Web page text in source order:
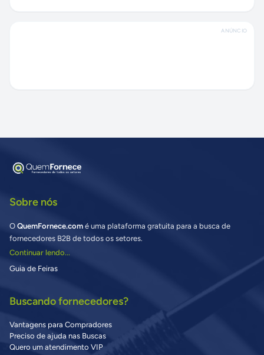
ANÚNCIO
Sobre nós
O QuemFornece.com é uma plataforma gratuita para a busca de
fornecedores B2B de todos os setores.
Continuar lendo...
Guia de Feiras
Buscando fornecedores?
Vantagens para Compradores
Preciso de ajuda nas Buscas
Quero um atendimento VIP